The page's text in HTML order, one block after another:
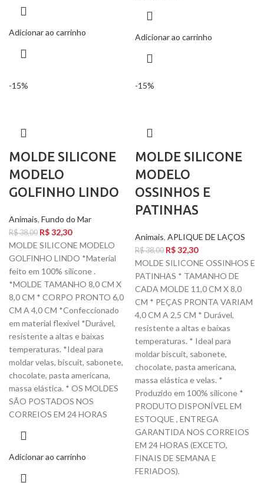
Adicionar ao carrinho Adicionar ao carrinho
-15%
MOLDE SILICONE
MODELO
GOLFINHO LINDO
Animais, Fundo do Mar
R$38,00 R$32,30
MOLDE SILICONE MODELO
GOLFINHO LINDO *Material
feito em 100% silicone .
*MOLDE TAMANHO 8,0 CM X
8,0 CM * CORPO PRONTO 6,0
CM A 4,0 CM *Confeccionado
em material flexível *Durável,
resistente a altas e baixas
temperaturas. *Ideal para
moldar velas, biscuit, sabonete,
chocolate, pasta americana,
massa elástica. * OS MOLDES
SÃO POSTADOS NOS
CORREIOS EM 24 HORAS
Adicionar ao carrinho
-15%
MOLDE SILICONE
MODELO
OSSINHOS E
PATINHAS
Animais, APLIQUE DE LAÇOS
R$38,00 R$32,30
MOLDE SILICONE OSSINHOS E
PATINHAS * TAMANHO DE
CADA MOLDE 11,0 CM X 8,0
CM * PEÇAS PRONTA VARIAM
4,0 CM A 2,5 CM * Durável,
resistente a altas e baixas
temperaturas. * Ideal para
moldar biscuit, sabonete,
chocolate, pasta americana,
massa elástica e velas. *
Produzido em 100% silicone *
PRODUTO DISPONÍVEL EM
ESTOQUE , ENTREGA
GARANTIDA NOS CORREIOS
EM 24 HORAS (EXCETO,
FINAIS DE SEMANA E
FERIADOS).